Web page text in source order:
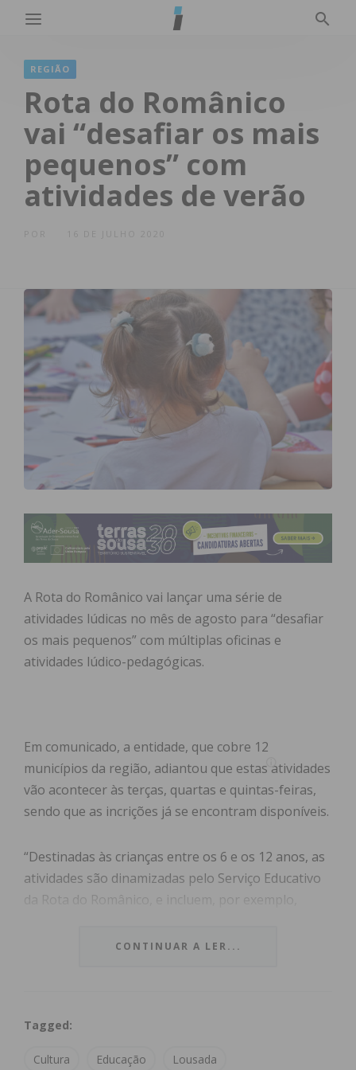
REGIÃO
Rota do Românico
vai “desafiar os mais
pequenos” com
atividades de verão
A Rota do Românico vai lançar uma série de
atividades lúdicas no mês de agosto para “desafiar
os mais pequenos” com múltiplas oficinas e
atividades lúdico-pedagógicas.
Em comunicado, a entidade, que cobre 12
municípios da região, adiantou que estas atividades
vão acontecer às terças, quartas e quintas-feiras,
sendo que as incrições já se encontram disponíveis.
“Destinadas às crianças entre os 6 e os 12 anos, as
atividades são dinamizadas pelo Serviço Educativo
da Rota do Românico, e incluem, por exemplo,
tradicionais, com um máximo de 10 participantes
Interpretação do Românico, em Lousada, no Centro
de Informação da Rota do Românico de Paredes,
CONTINUAR A LER...
Tagged:
Cultura Educação Lousada